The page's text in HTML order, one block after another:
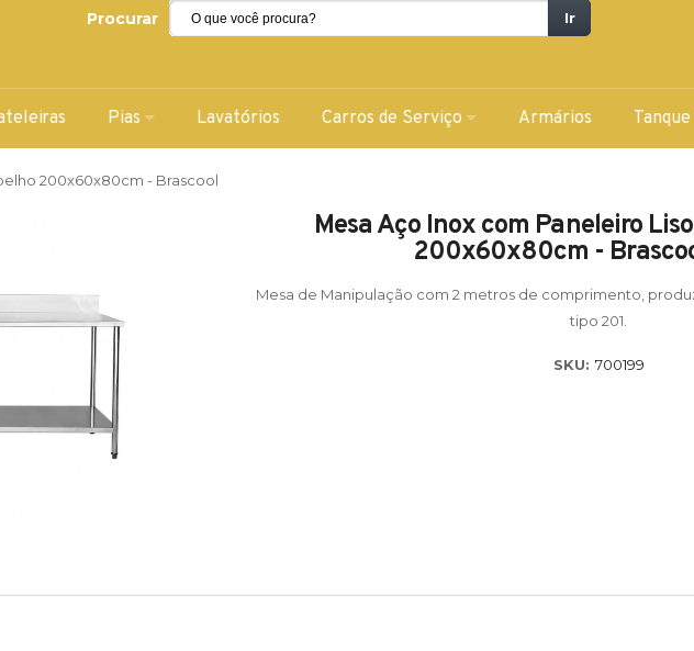
Procurar Ir
Pias Lavatórios Carros de Serviço Armários
200x60x80cm - Brascool
Mesa Aço Inox com Paneleiro
200x60x80cm -
Mesa de Manipulação com 2 metros de comprimento,
tipo 201.
SKU: 700199